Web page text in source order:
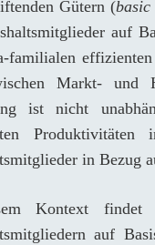
Gütern (basic
auf
familialen
Markt- und
ist nicht
in Bezug
Kontext findet
auf